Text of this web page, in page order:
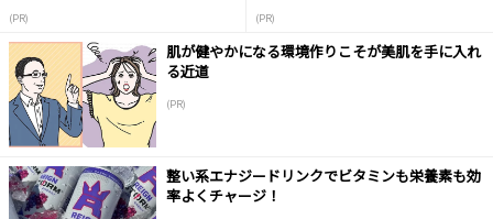
(PR) (PR)
肌が健やかになる環境作りこそが美肌を手に入れ
る近道
(PR)
整い系エナジードリンクでビタミンも栄養素も効
率よくチャージ！